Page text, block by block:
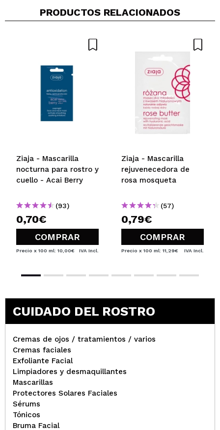
PRODUCTOS RELACIONADOS
Ziaja - Mascarilla
nocturna para rostro y
cuello - Acai Berry
(93)
0,70€
COMPRAR
Precio x 100 ml: 10,00€ IVA Incl.
Ziaja - Mascarilla
rejuvenecedora de
rosa mosqueta
(57)
0,79€
COMPRAR
Precio x 100 ml: 11,29€ IVA Incl.
CUIDADO DEL ROSTRO
Cremas de ojos / tratamientos / varios
Cremas faciales
Exfoliante Facial
Limpiadores y desmaquillantes
Mascarillas
Protectores Solares Faciales
Sérums
Tónicos
Bruma Facial